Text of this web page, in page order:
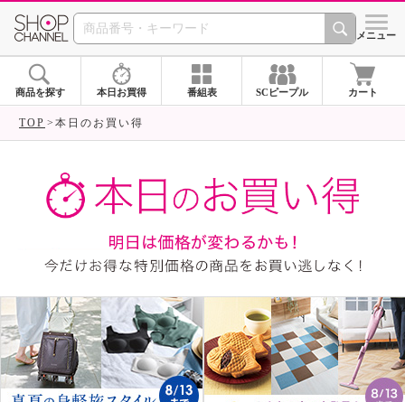
SHOP CHANNEL ショッ
メニュー
商品を探す 本日お買得 番組表 SCピープル カート
TOP 本日のお買い得